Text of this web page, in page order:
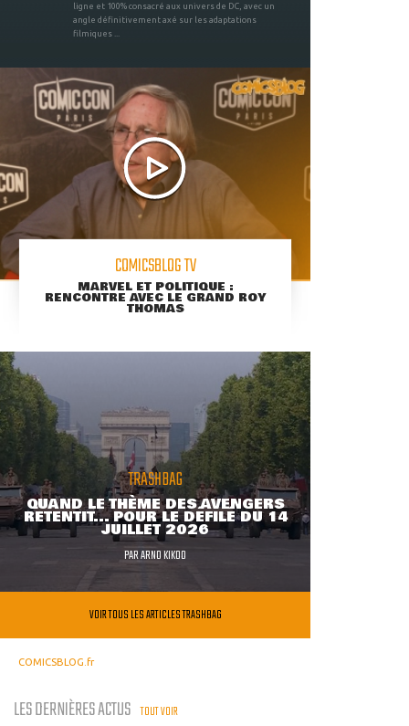
ligne et 100% consacré aux univers de DC, avec un
angle définitivement axé sur les adaptations
filmiques ...
COMICSBLOG TV
MARVEL ET POLITIQUE :
RENCONTRE AVEC LE GRAND ROY
THOMAS
TRASHBAG
QUAND LE THÈME DES AVENGERS
RETENTIT... POUR LE DÉFILÉ DU 14
JUILLET 2026
PARARNO KIKOO
VOIR TOUS LES ARTICLES TRASHBAG
COMICSBLOG.fr
LES DERNIÈRES ACTUS TOUT VOIR